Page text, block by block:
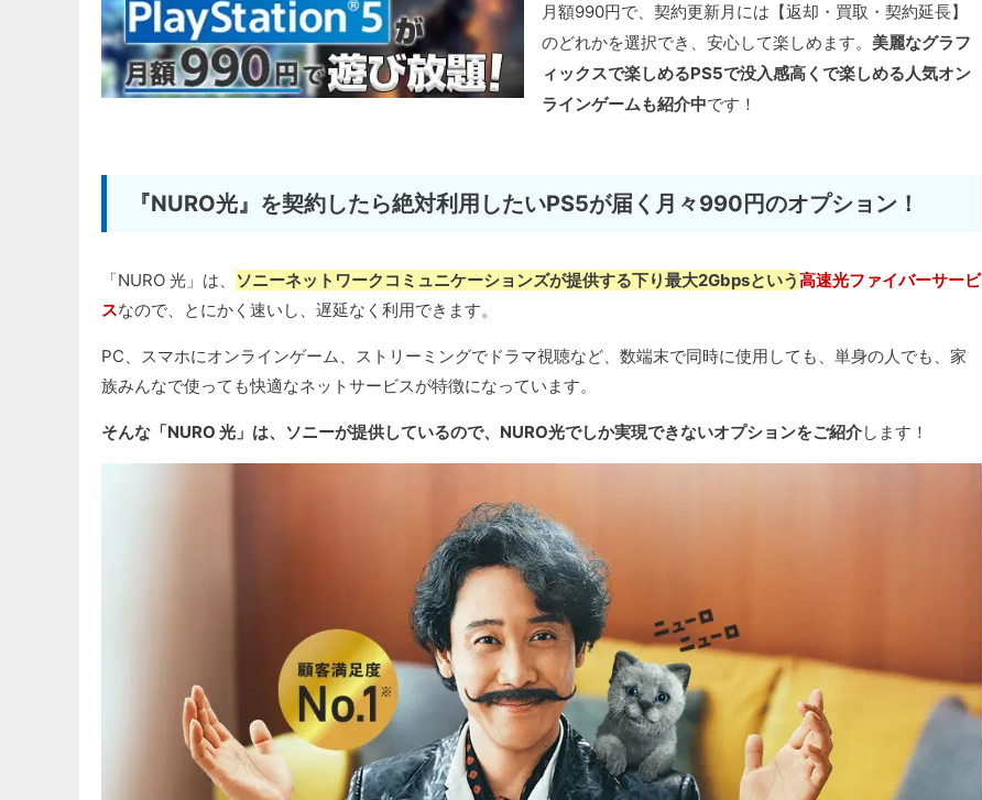
月額990円で、契約更新月には【返却・買取・契約延長】
のどれかを選択でき、安心して楽しめます。美麗なグラフ
ィックスで楽しめるPS5で没入感高くで楽しめる人気オン
ラインゲームも紹介中です！
『NURO光』を契約したら絶対利用したいPS5が届く月々990円のオプション！
「NURO 光」は、 ソニーネットワークコミュニケーションズが提供する下り最大2Gbpsという高速光ファイバーサービ
スなので、とにかく速いし、遅延なく利用できます。
PC、スマホにオンラインゲーム、ストリーミングでドラマ視聴など、数端末で同時に使用しても、単身の人でも、家
族みんなで使っても快適なネットサービスが特徴になっています。
そんな「NURO 光」は、ソニーが提供しているので、NURO光でしか実現できないオプションをご紹介します！